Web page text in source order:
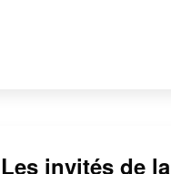
Les invités de la